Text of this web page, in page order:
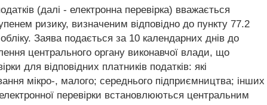
(далі - електронна перевірка) вважається
ризику, визначеним відповідно до пункту 77.2
Заява подається за 10 календарних днів до
центрального органу виконавчої влади, що
для відповідних платників податків: які
мікро-, малого; середнього підприємництва; інших
перевірки встановлюються центральним